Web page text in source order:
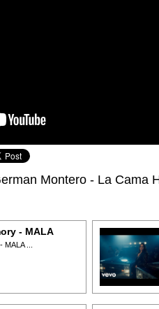
Montero - La Cama
- MALA
...